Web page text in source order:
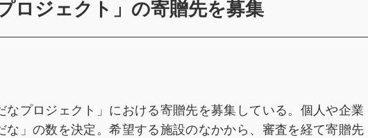
ロジェクト」の寄贈先を募集
プロジェクト」における寄贈先を募集している。個人や企業
」の数を決定。希望する施設のなかから、審査を経て寄贈先